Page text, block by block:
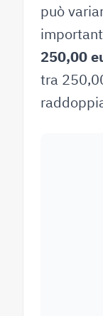
può
250,00
tra